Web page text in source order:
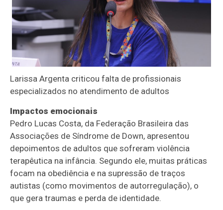
Larissa Argenta criticou falta de profissionais
especializados no atendimento de adultos
Impactos emocionais
Pedro Lucas Costa, da Federação Brasileira das
Associações de Síndrome de Down, apresentou
depoimentos de adultos que sofreram violência
terapêutica na infância. Segundo ele, muitas práticas
focam na obediência e na supressão de traços
autistas (como movimentos de autorregulação), o
que gera traumas e perda de identidade.